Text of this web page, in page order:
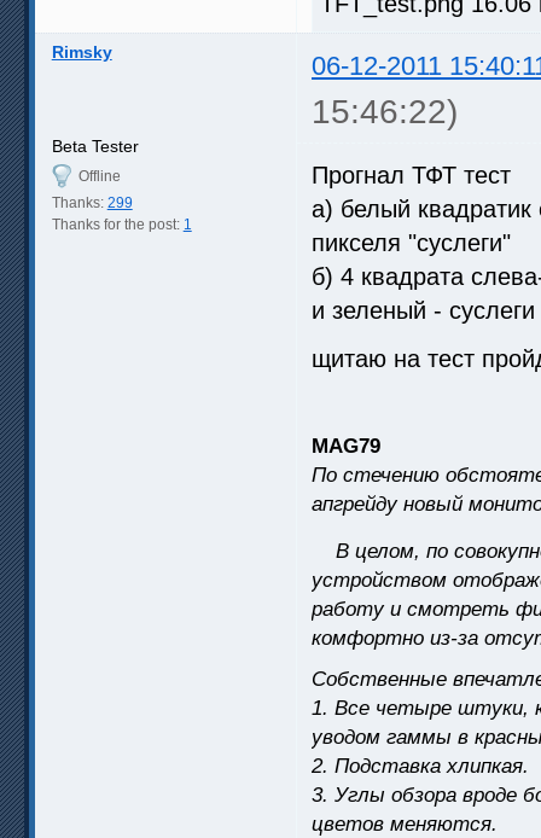
Rimsky 06-12-2011
15:46:22)
Beta Tester
Offline
Thanks: 299
Thanks for the post: 1
Прогнал ТФТ тест
а) белый квадратик
пикселя "суслеги"
б) 4 квадрата
и зеленый - суслеги
щитаю на тест
MAG79
По стечению
апгрейду новый
В целом, по
устройством
работу и смотреть
комфортно из-за
Собственные
1. Все четыре штуки,
уводом гаммы в
2. Подставка хлипкая.
3. Углы обзора вроде
цветов меняются.